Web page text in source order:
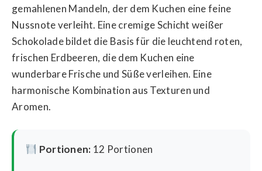
gemahlenen Mandeln, der dem Kuchen eine feine
Nussnote verleiht. Eine cremige Schicht weißer
Schokolade bildet die Basis für die leuchtend roten,
frischen Erdbeeren, die dem Kuchen eine
wunderbare Frische und Süße verleihen. Eine
harmonische Kombination aus Texturen und
Aromen.
Portionen: 12 Portionen